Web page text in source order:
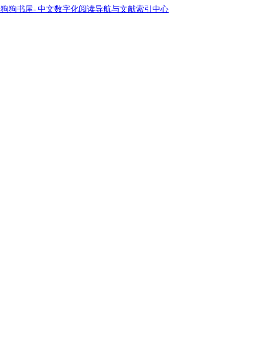
狗狗书屋- 中文数字化阅读导航与文献索引中心